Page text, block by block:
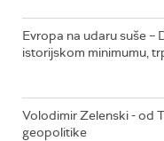
Evropa na udaru suše –
istorijskom minimumu,
Volodimir Zelenski - od
geopolitike